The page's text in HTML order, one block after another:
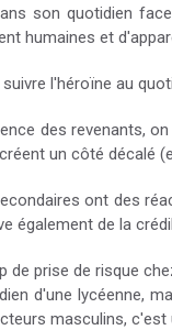
son quotidien
humaines et
l'héroïne au
des revenants,
un côté décalé
ont des
également de la
de prise de risque
d'une lycéenne,
masculins,